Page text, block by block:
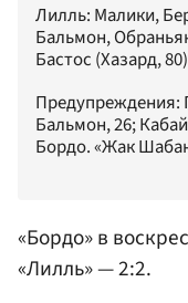
Лилль: Малики,
Бальмон,
Бастос (Хазард,
Предупреждения:
Бальмон, 26;
Бордо. «Жак
«Бордо» в
«Лилль» — 2:2.